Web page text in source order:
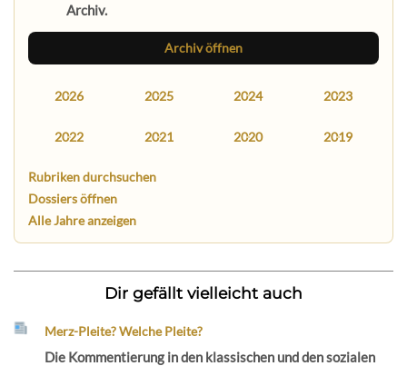
Archiv.
Archiv öffnen
2026 2025 2024 2023
2022 2021 2020 2019
Rubriken durchsuchen
Dossiers öffnen
Alle Jahre anzeigen
Dir gefällt vielleicht auch
Merz-Pleite? Welche Pleite?
Die Kommentierung in den klassischen und den sozialen